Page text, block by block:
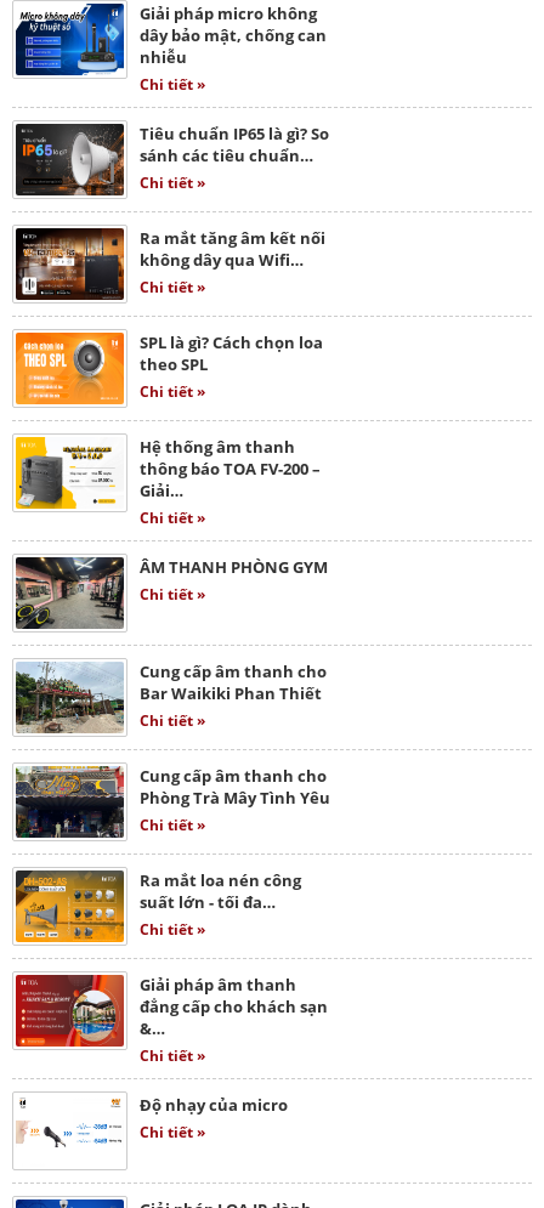
Giải pháp micro không
dây bảo mật, chống can
nhiễu
Chi tiết »
Tiêu chuẩn IP65 là gì? So
sánh các tiêu chuẩn…
Chi tiết »
Ra mắt tăng âm kết nối
không dây qua Wifi…
Chi tiết »
SPL là gì? Cách chọn loa
theo SPL
Chi tiết »
Hệ thống âm thanh
thông báo TOA FV-200 –
Giải…
Chi tiết »
ÂM THANH PHÒNG GYM
Chi tiết »
Cung cấp âm thanh cho
Bar Waikiki Phan Thiết
Chi tiết »
Cung cấp âm thanh cho
Phòng Trà Mây Tình Yêu
Chi tiết »
Ra mắt loa nén công
suất lớn - tối đa…
Chi tiết »
Giải pháp âm thanh
đẳng cấp cho khách sạn
&…
Chi tiết »
Độ nhạy của micro
Chi tiết »